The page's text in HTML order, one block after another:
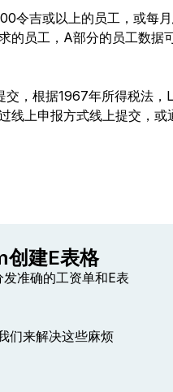
令吉或以上的员工，或每
员工，A部分的员工数据
，根据1967年所得税法，
线上申报方式线上提交，或
建E表格
准确的工资单和E表
们来解决这些麻烦